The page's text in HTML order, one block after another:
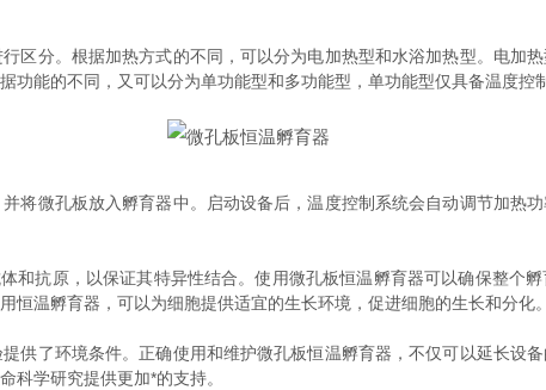
区分。根据加热方式的不同，可以分为电加热型和水浴加热型。电加
能的不同，又可以分为单功能型和多功能型，单功能型仅具备温度控
微孔板放入孵育器中。启动设备后，温度控制系统会自动调节加热功
抗原，以保证其特异性结合。使用微孔板恒温孵育器可以确保整个孵
温孵育器，可以为细胞提供适宜的生长环境，促进细胞的生长和分化。
了环境条件。正确使用和维护微孔板恒温孵育器，不仅可以延长设
科学研究提供更加*的支持。